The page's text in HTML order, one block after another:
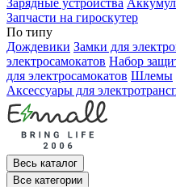
Зарядные устройства
Запчасти на гироскутер
По типу
Дождевики Замки для
электросамокатов Набор
для электросамокатов Шлемы
Аксессуары для
Весь каталог
Все категории